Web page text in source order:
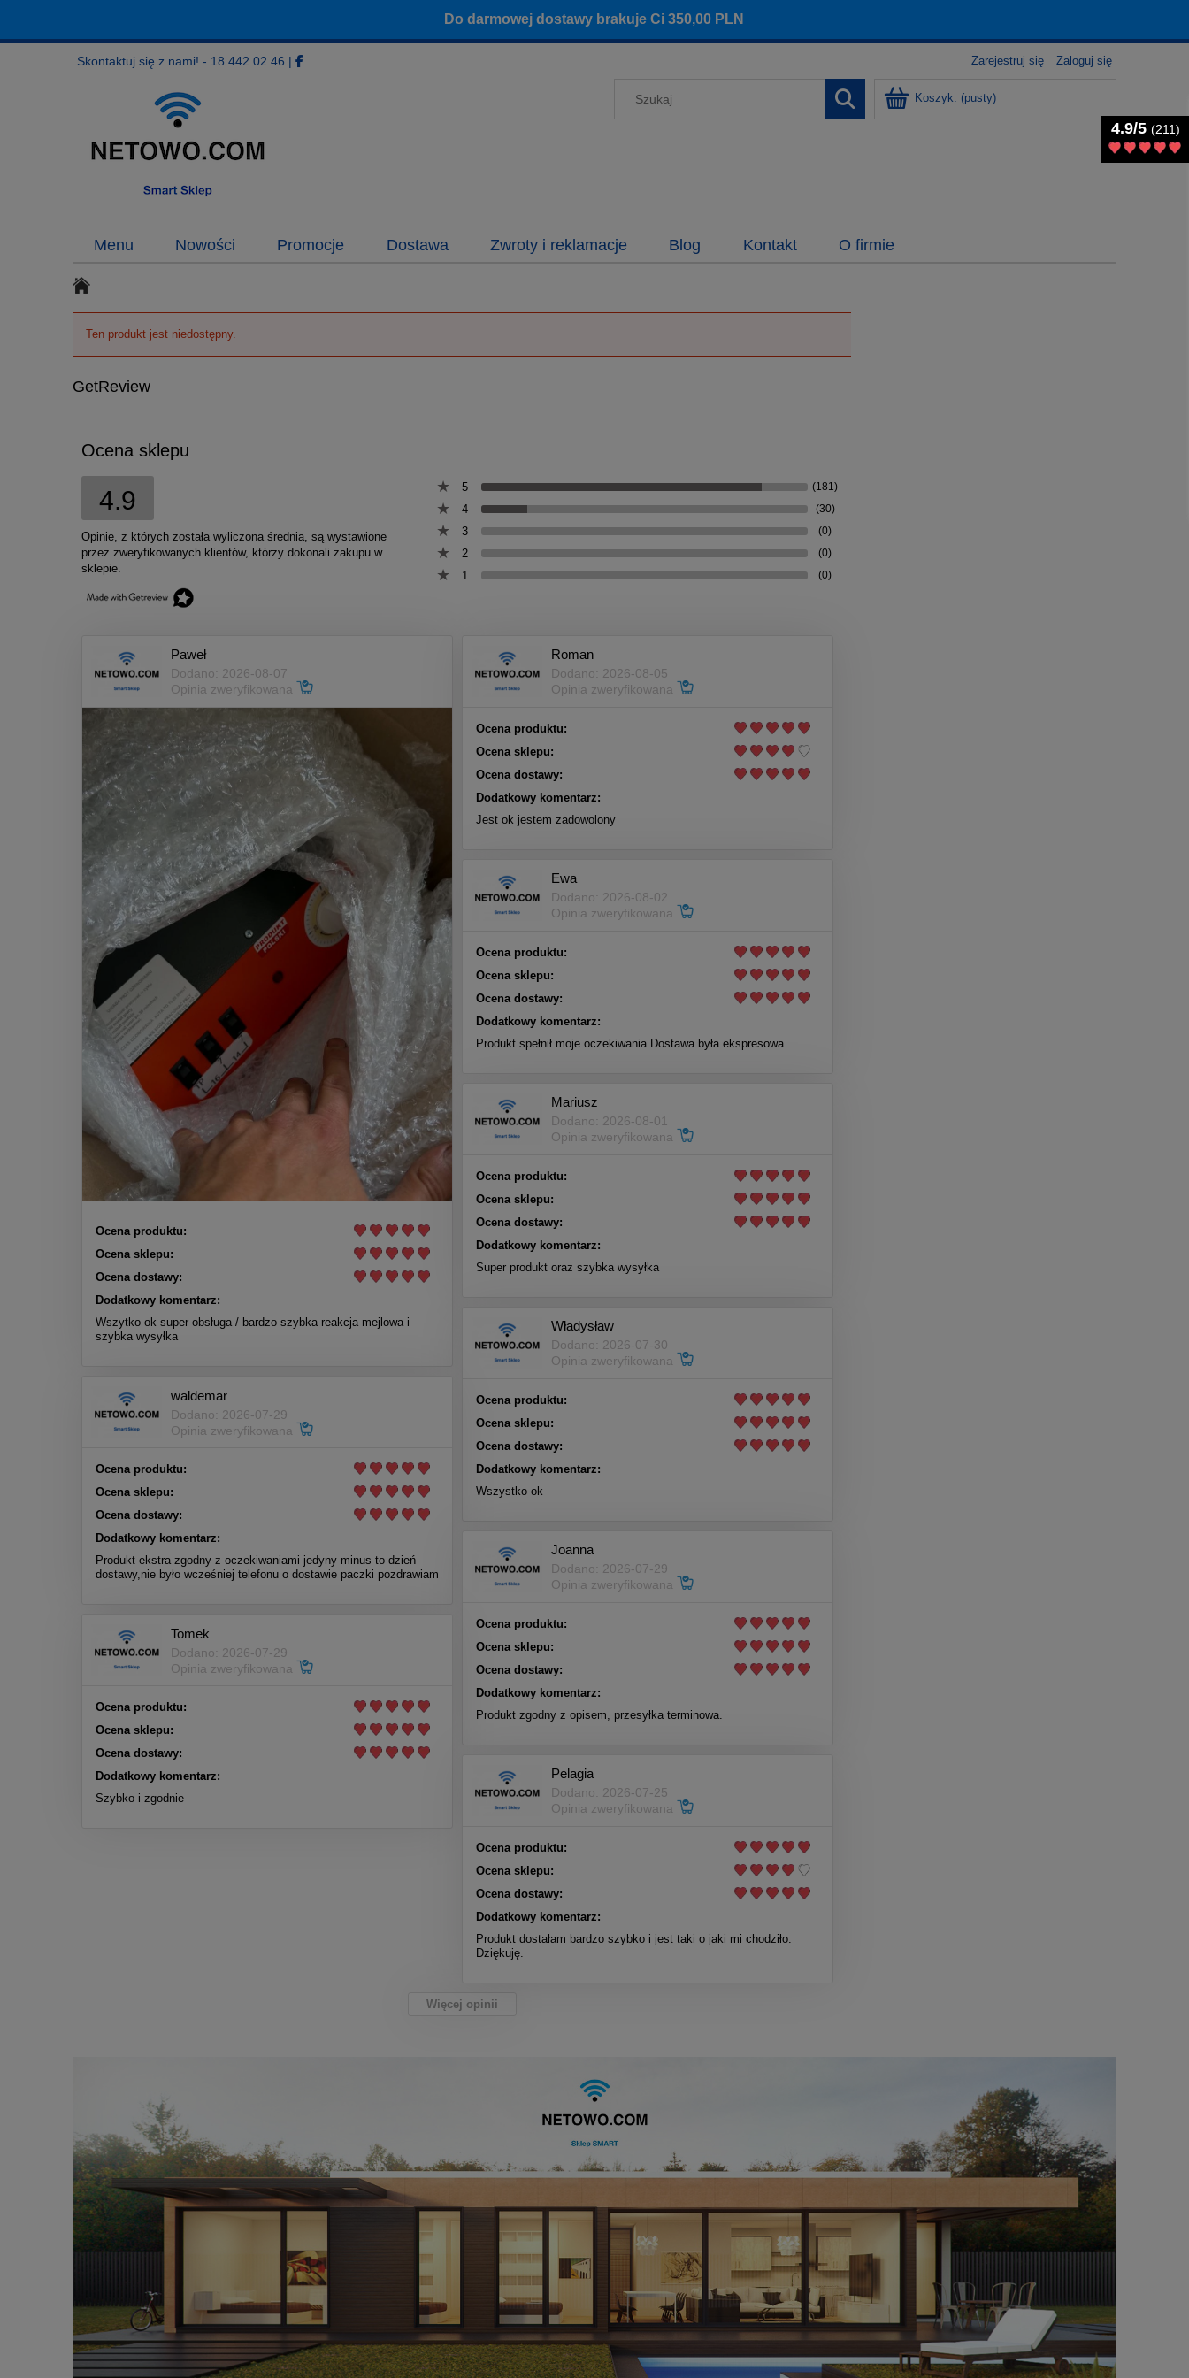
Do darmowej dostawy brakuje Ci350,00 PLN
Skontaktuj się z nami! - 18 442 02 46 | Zarejestruj się Zaloguj się
Koszyk: (pusty)
Menu Nowości Promocje Dostawa Zwroty i reklamacje Blog Kontakt O firmie
Ten produkt jest niedostępny.
GetReview
Ocena sklepu
4.9
Opinie, z których została wyliczona średnia, są wystawione
przez zweryfikowanych klientów, którzy dokonali zakupu w
sklepie.
5 (181)
4 (30)
3 (0)
2 (0)
1 (0)
Paweł
Dodano: 2026-08-07
Opinia zweryfikowana
Ocena produktu:
Ocena sklepu:
Ocena dostawy:
Dodatkowy komentarz:
Wszytko ok super obsługa / bardzo szybka reakcja mejlowa i
szybka wysyłka
Roman
Dodano: 2026-08-05
Opinia zweryfikowana
Ocena produktu:
Ocena sklepu:
Ocena dostawy:
Dodatkowy komentarz:
Jest ok jestem zadowolony
Ewa
Dodano: 2026-08-02
Opinia zweryfikowana
Ocena produktu:
Ocena sklepu:
Ocena dostawy:
Dodatkowy komentarz:
Produkt spełnił moje oczekiwania Dostawa była ekspresowa.
Mariusz
Dodano: 2026-08-01
Opinia zweryfikowana
Ocena produktu:
Ocena sklepu:
Ocena dostawy:
Dodatkowy komentarz:
Super produkt oraz szybka wysyłka
Władysław
Dodano: 2026-07-30
Opinia zweryfikowana
Ocena produktu:
Ocena sklepu:
Ocena dostawy:
Dodatkowy komentarz:
Wszystko ok
waldemar
Dodano: 2026-07-29
Opinia zweryfikowana
Ocena produktu:
Ocena sklepu:
Ocena dostawy:
Dodatkowy komentarz:
Produkt ekstra zgodny z oczekiwaniami jedyny minus to dzień
dostawy,nie było wcześniej telefonu o dostawie paczki pozdrawiam
Joanna
Dodano: 2026-07-29
Opinia zweryfikowana
Ocena produktu:
Ocena sklepu:
Ocena dostawy:
Dodatkowy komentarz:
Produkt zgodny z opisem, przesyłka terminowa.
Tomek
Dodano: 2026-07-29
Opinia zweryfikowana
Ocena produktu:
Ocena sklepu:
Ocena dostawy:
Dodatkowy komentarz:
Szybko i zgodnie
Pelagia
Dodano: 2026-07-25
Opinia zweryfikowana
Ocena produktu:
Ocena sklepu:
Ocena dostawy:
Dodatkowy komentarz:
Produkt dostałam bardzo szybko i jest taki o jaki mi chodziło.
Dziękuję.
Więcej opinii
4.9/5 (211)
4.9/5 (211)